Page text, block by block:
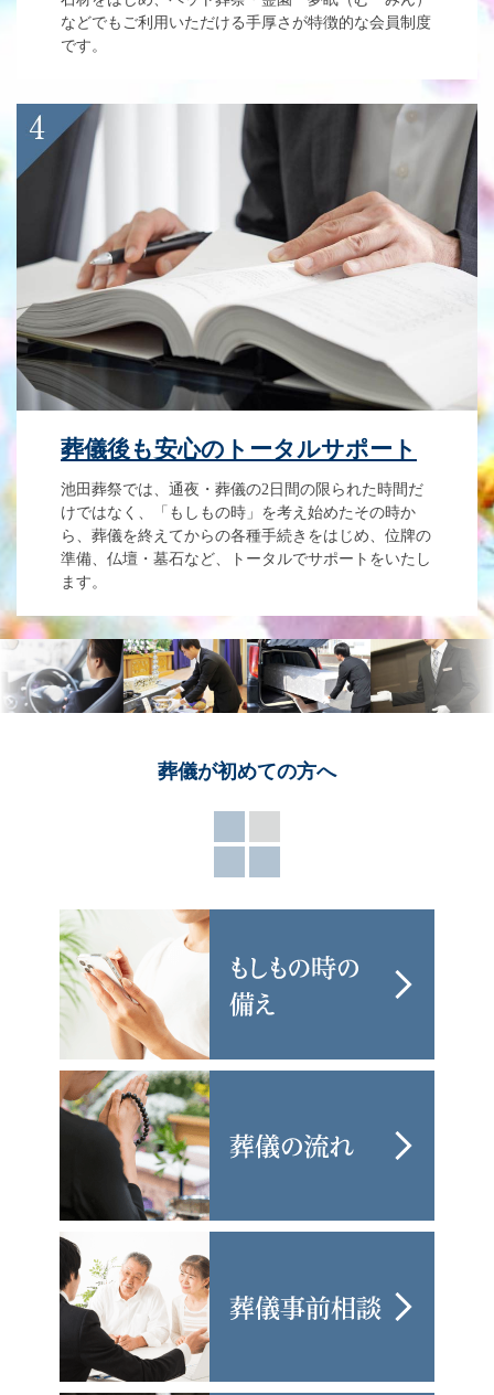
などでもご利用いただける手厚さが特徴的な会員制度
です。
葬儀後も安心のトータルサポート
池田葬祭では、通夜・葬儀の2日間の限られた時間だ
けではなく、「もしもの時」を考え始めたその時か
ら、葬儀を終えてからの各種手続きをはじめ、位牌の
準備、仏壇・墓石など、トータルでサポートをいたし
ます。
葬儀が初めての方へ